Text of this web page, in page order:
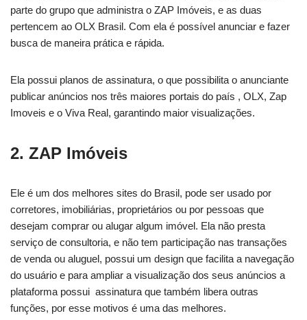
parte do grupo que administra o ZAP Imóveis, e as duas
pertencem ao OLX Brasil. Com ela é possível anunciar e fazer
busca de maneira prática e rápida.
Ela possui planos de assinatura, o que possibilita o anunciante
publicar anúncios nos três maiores portais do país , OLX, Zap
Imoveis e o Viva Real, garantindo maior visualizações.
2. ZAP Imóveis
Ele é um dos melhores sites do Brasil, pode ser usado por
corretores, imobiliárias, proprietários ou por pessoas que
desejam comprar ou alugar algum imóvel. Ela não presta
serviço de consultoria, e não tem participação nas transações
de venda ou aluguel, possui um design que facilita a navegação
do usuário e para ampliar a visualização dos seus anúncios a
plataforma possui assinatura que também libera outras
funções, por esse motivos é uma das melhores.